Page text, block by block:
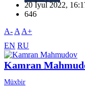
20 İyul 2022,
646
A- A A+
EN RU
Kamran
Müxbir